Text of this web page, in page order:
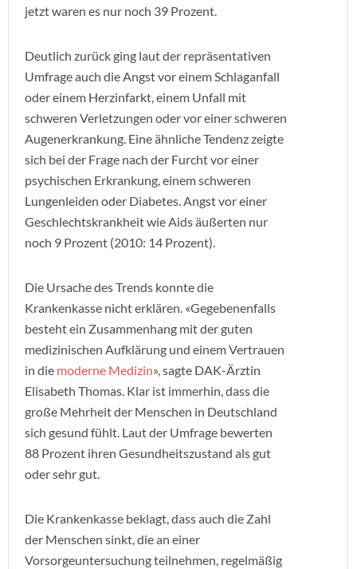
jetzt waren es nur noch 39 Prozent.
Deutlich zurück ging laut der repräsentativen
Umfrage auch die Angst vor einem Schlaganfall
oder einem Herzinfarkt, einem Unfall mit
schweren Verletzungen oder vor einer schweren
Augenerkrankung. Eine ähnliche Tendenz zeigte
sich bei der Frage nach der Furcht vor einer
psychischen Erkrankung, einem schweren
Lungenleiden oder Diabetes. Angst vor einer
Geschlechtskrankheit wie Aids äußerten nur
noch 9 Prozent (2010: 14 Prozent).
Die Ursache des Trends konnte die
Krankenkasse nicht erklären. «Gegebenenfalls
besteht ein Zusammenhang mit der guten
medizinischen Aufklärung und einem Vertrauen
in die moderne Medizin», sagte DAK-Ärztin
Elisabeth Thomas. Klar ist immerhin, dass die
große Mehrheit der Menschen in Deutschland
sich gesund fühlt. Laut der Umfrage bewerten
88 Prozent ihren Gesundheitszustand als gut
oder sehr gut.
Die Krankenkasse beklagt, dass auch die Zahl
der Menschen sinkt, die an einer
Vorsorgeuntersuchung teilnehmen, regelmäßig